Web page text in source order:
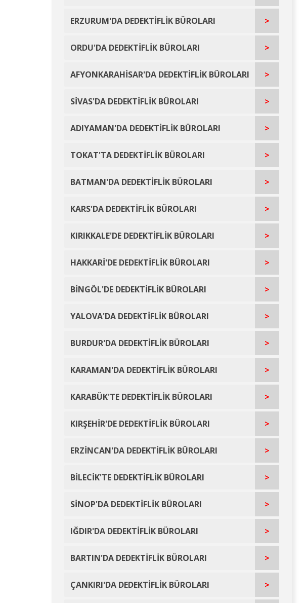
ERZURUM'DA DEDEKTİFLİK BÜROLARI >
ORDU'DA DEDEKTİFLİK BÜROLARI >
AFYONKARAHİSAR'DA DEDEKTİFLİK BÜROLARI >
SİVAS'DA DEDEKTİFLİK BÜROLARI >
ADIYAMAN'DA DEDEKTİFLİK BÜROLARI >
TOKAT'TA DEDEKTİFLİK BÜROLARI >
BATMAN'DA DEDEKTİFLİK BÜROLARI >
KARS'DA DEDEKTİFLİK BÜROLARI >
KIRIKKALE'DE DEDEKTİFLİK BÜROLARI >
HAKKARİ'DE DEDEKTİFLİK BÜROLARI >
BİNGÖL'DE DEDEKTİFLİK BÜROLARI >
YALOVA'DA DEDEKTİFLİK BÜROLARI >
BURDUR'DA DEDEKTİFLİK BÜROLARI >
KARAMAN'DA DEDEKTİFLİK BÜROLARI >
KARABÜK'TE DEDEKTİFLİK BÜROLARI >
KIRŞEHİR'DE DEDEKTİFLİK BÜROLARI >
ERZİNCAN'DA DEDEKTİFLİK BÜROLARI >
BİLECİK'TE DEDEKTİFLİK BÜROLARI >
SİNOP'DA DEDEKTİFLİK BÜROLARI >
IĞDIR'DA DEDEKTİFLİK BÜROLARI >
BARTIN'DA DEDEKTİFLİK BÜROLARI >
ÇANKIRI'DA DEDEKTİFLİK BÜROLARI >